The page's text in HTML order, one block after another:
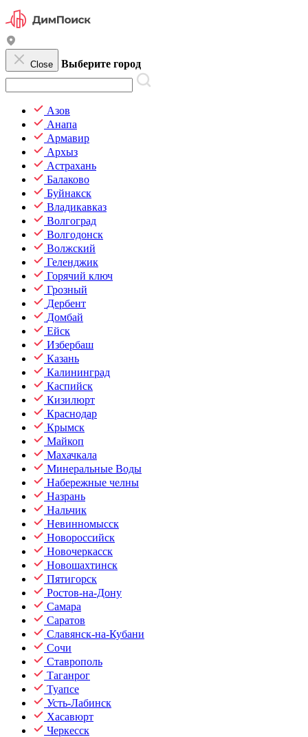
Close Выберите город
Азов
Анапа
Армавир
Архыз
Астрахань
Балаково
Буйнакск
Владикавказ
Волгоград
Волгодонск
Волжский
Геленджик
Горячий ключ
Грозный
Дербент
Домбай
Ейск
Избербаш
Казань
Калининград
Каспийск
Кизилюрт
Краснодар
Крымск
Майкоп
Махачкала
Минеральные Воды
Набережные челны
Назрань
Нальчик
Невинномысск
Новороссийск
Новочеркасск
Новошахтинск
Пятигорск
Ростов-на-Дону
Самара
Саратов
Славянск-на-Кубани
Сочи
Ставрополь
Таганрог
Туапсе
Усть-Лабинск
Хасавюрт
Черкесск